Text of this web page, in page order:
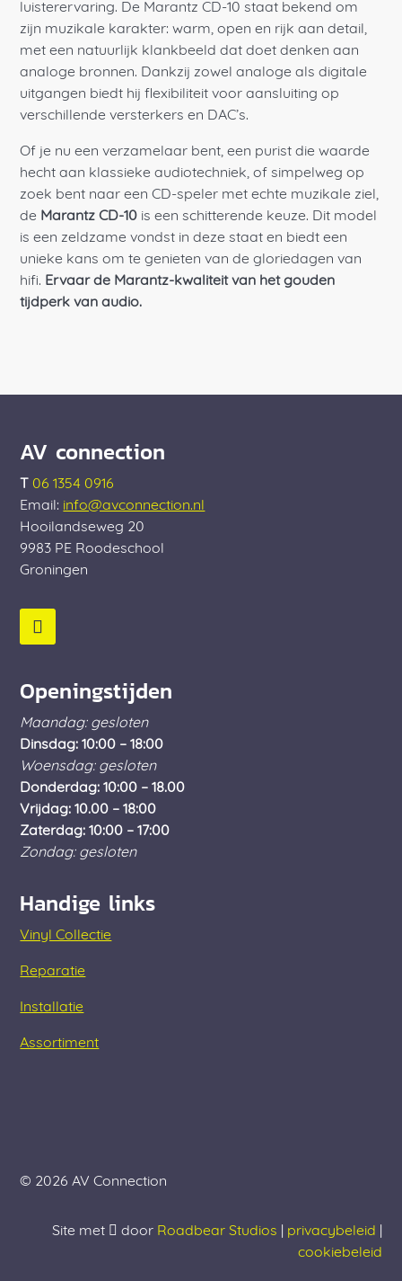
luisterervaring. De Marantz CD-10 staat bekend om
zijn muzikale karakter: warm, open en rijk aan detail,
met een natuurlijk klankbeeld dat doet denken aan
analoge bronnen. Dankzij zowel analoge als digitale
uitgangen biedt hij flexibiliteit voor aansluiting op
verschillende versterkers en DAC’s.
Of je nu een verzamelaar bent, een purist die waarde
hecht aan klassieke audiotechniek, of simpelweg op
zoek bent naar een CD-speler met echte muzikale ziel,
de Marantz CD-10 is een schitterende keuze. Dit model
is een zeldzame vondst in deze staat en biedt een
unieke kans om te genieten van de gloriedagen van
hifi. Ervaar de Marantz-kwaliteit van het gouden
tijdperk van audio.
AV connection
T 06 1354 0916
Email: info@avconnection.nl
Hooilandseweg 20
9983 PE Roodeschool
Groningen
Openingstijden
Maandag: gesloten
Dinsdag: 10:00 – 18:00
Woensdag: gesloten
Donderdag: 10:00 – 18.00
Vrijdag: 10.00 – 18:00
Zaterdag: 10:00 – 17:00
Zondag: gesloten
Handige links
Vinyl Collectie
Reparatie
Installatie
Assortiment
© 2026 AV Connection
Site met door Roadbear Studios privacybeleid
cookiebeleid